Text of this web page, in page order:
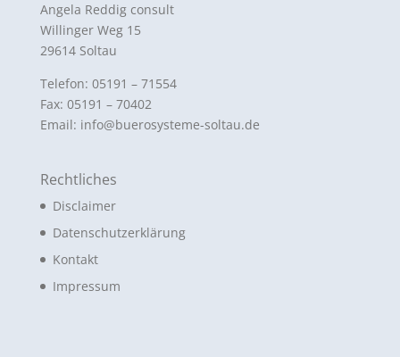
Angela Reddig consult
Willinger Weg 15
29614 Soltau
Telefon: 05191 – 71554
Fax: 05191 – 70402
Email: info@buerosysteme-soltau.de
Rechtliches
Disclaimer
Datenschutzerklärung
Kontakt
Impressum